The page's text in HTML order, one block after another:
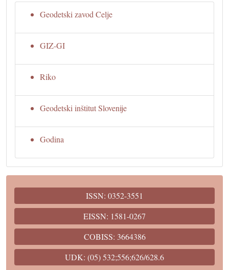
Geodetski zavod Celje
GIZ-GI
Riko
Geodetski inštitut Slovenije
Godina
ISSN: 0352-3551
EISSN: 1581-0267
COBISS: 3664386
UDK: (05) 532;556;626/628.6